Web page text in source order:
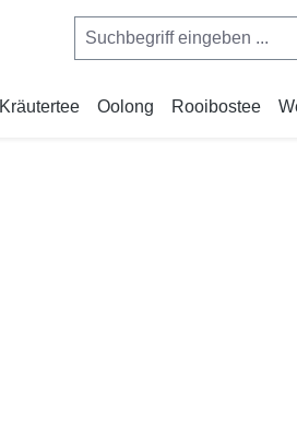
Kräutertee Oolong Rooibostee